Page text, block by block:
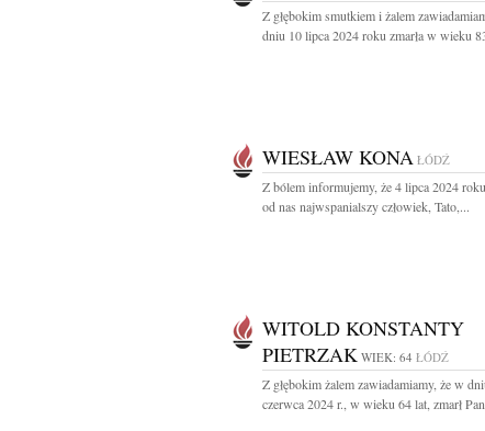
Z głębokim smutkiem i żalem
dniu 10 lipca 2024 roku zmarła w wieku
WIESŁAW KONA ŁÓDŹ
Z bólem informujemy, że 4 lipca 2024
od nas najwspanialszy człowiek, Tato,...
WITOLD KONSTANTY
PIETRZAK WIEK: 64 ŁÓDŹ
Z głębokim żalem zawiadamiamy, że w
czerwca 2024 r., w wieku 64 lat, zmarł